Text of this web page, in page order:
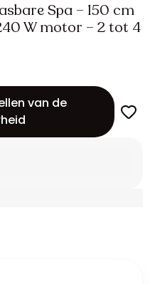
Spa – 150 cm
W motor – 2 tot 4
van de